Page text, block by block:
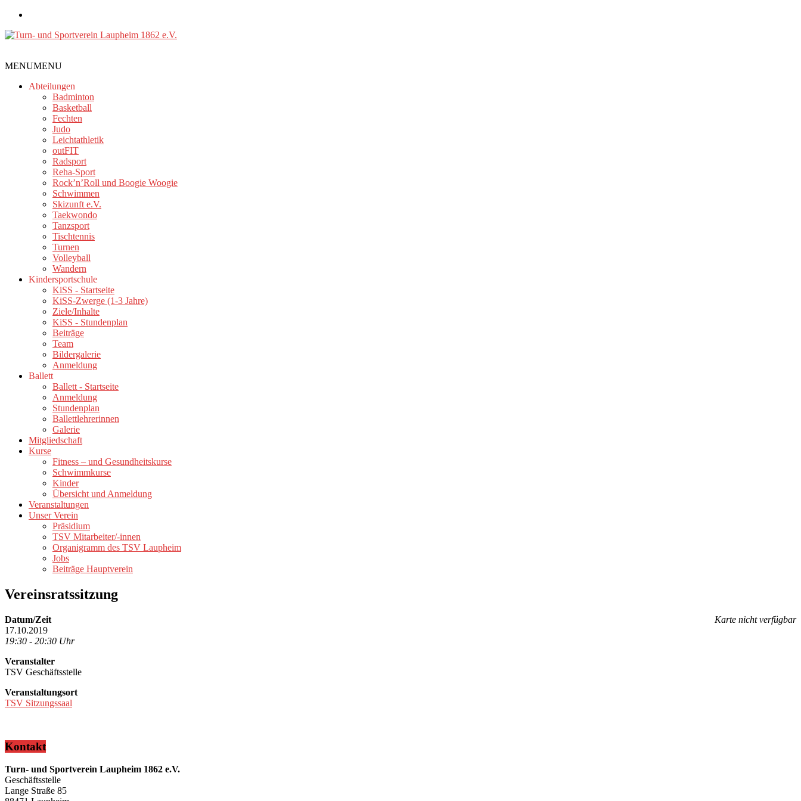
Zum
springen
und
Sportverein
Laupheim
MENUMENU
Abteilungen
Badminton
Basketball
Fechten
Judo
Leichtathletik
outFIT
Radsport
Reha-Sport
Rock’n’Roll und Boogie Woogie
Schwimmen
Skizunft e.V.
Taekwondo
Tanzsport
Tischtennis
Turnen
Volleyball
Wandern
Kindersportschule
KiSS - Startseite
KiSS-Zwerge (1-3 Jahre)
Ziele/Inhalte
KiSS - Stundenplan
Beiträge
Team
Bildergalerie
Anmeldung
Ballett
Ballett - Startseite
Anmeldung
Stundenplan
Ballettlehrerinnen
Galerie
Mitgliedschaft
Kurse
Fitness – und Gesundheitskurse
Schwimmkurse
Kinder
Übersicht und Anmeldung
Veranstaltungen
Unser Verein
Präsidium
TSV Mitarbeiter/-innen
Organigramm des TSV Laupheim
Jobs
Beiträge Hauptverein
Vereinsratssitzung
Karte nicht verfügbar
Datum/Zeit
17.10.2019
19:30 - 20:30 Uhr
Veranstalter
TSV Geschäftsstelle
Veranstaltungsort
TSV Sitzungssaal
Kontakt
Turn- und Sportverein Laupheim 1862 e.V.
Geschäftsstelle
Lange Straße 85